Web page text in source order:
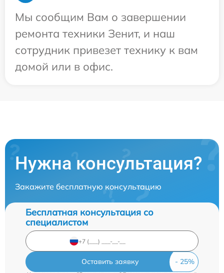
Мы сообщим Вам о завершении
ремонта техники Зенит, и наш
сотрудник привезет технику к вам
домой или в офис.
Нужна консультация?
Закажите бесплатную консультацию
Бесплатная консультация со
специалистом
Оставить заявку